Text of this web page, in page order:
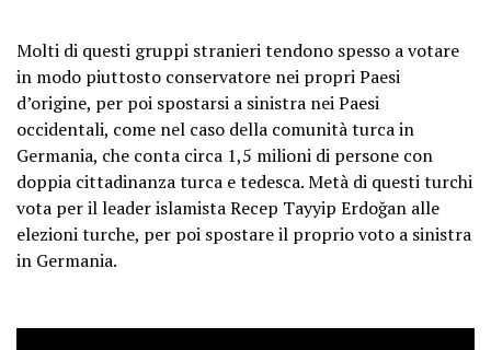
Molti di questi gruppi stranieri tendono spesso a votare
in modo piuttosto conservatore nei propri Paesi
d’origine, per poi spostarsi a sinistra nei Paesi
occidentali, come nel caso della comunità turca in
Germania, che conta circa 1,5 milioni di persone con
doppia cittadinanza turca e tedesca. Metà di questi turchi
vota per il leader islamista Recep Tayyip Erdoğan alle
elezioni turche, per poi spostare il proprio voto a sinistra
in Germania.